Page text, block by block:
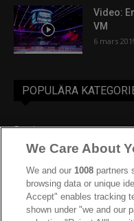
Video:
VM
6 mars
POPULÄRA
Sverige
Ishockey-VM
IIHF
JVM
Kanada
We Care About
We and our1008 partners
browsing data or unique
Accept" enables tracking
shown under "we and our